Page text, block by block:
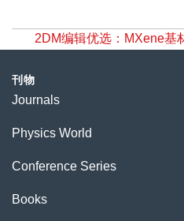
2DM编辑优选：MXene基
刊物
Journals
Physics World
Conference Series
Books